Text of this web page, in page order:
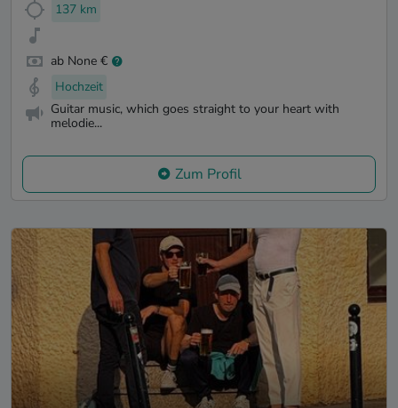
137 km
ab None €
Hochzeit
Guitar music, which goes straight to your heart with
melodie...
Zum Profil